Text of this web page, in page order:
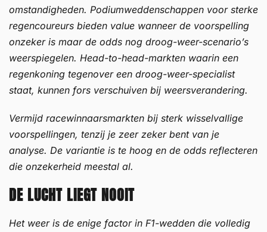
omstandigheden. Podiumweddenschappen voor sterke
regencoureurs bieden value wanneer de voorspelling
onzeker is maar de odds nog droog-weer-scenario’s
weerspiegelen. Head-to-head-markten waarin een
regenkoning tegenover een droog-weer-specialist
staat, kunnen fors verschuiven bij weersverandering.
Vermijd racewinnaarsmarkten bij sterk wisselvallige
voorspellingen, tenzij je zeer zeker bent van je
analyse. De variantie is te hoog en de odds reflecteren
die onzekerheid meestal al.
DE LUCHT LIEGT NOOIT
Het weer is de enige factor in F1-wedden die volledig